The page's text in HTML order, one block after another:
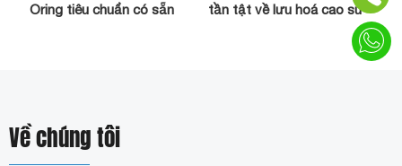
Oring tiêu chuẩn có sẵn
tần tật về lưu hoá cao su
Về chúng tôi